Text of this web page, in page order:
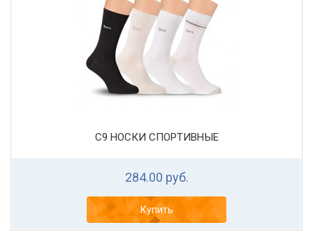
С9 НОСКИ СПОРТИВНЫЕ
284.00 руб.
Купить